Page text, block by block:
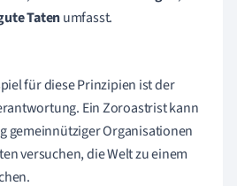
Tatenumfasst.
für diese Prinzipien ist der
Ein Zoroastrist kann
gemeinnütziger Organisationen
versuchen, die Welt zu einem